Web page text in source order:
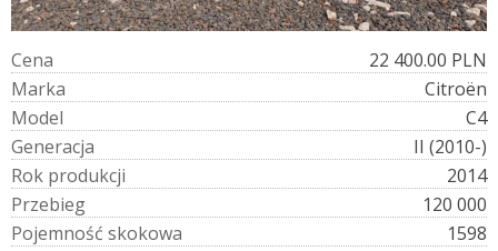
Cena
22 400.00 PLN
Marka
Citroën
Model
C4
Generacja
II (2010-)
Rok produkcji
2014
Przebieg
120 000
Pojemność skokowa
1598